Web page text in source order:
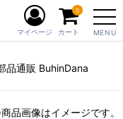
MENU
マイページ カート
0
品通販 BuhinDana
品画像はイメージです。